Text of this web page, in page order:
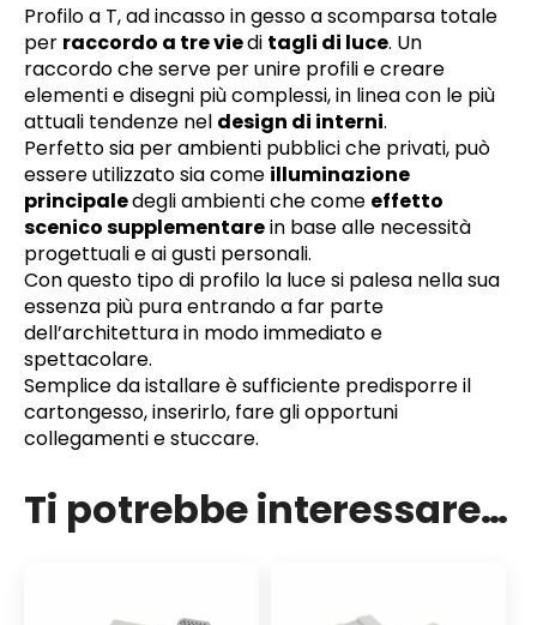
Profilo a T, ad incasso in gesso a scomparsa totale
per raccordo a tre viedi tagli di luce. Un
raccordo che serve per unire profili e creare
elementi e disegni più complessi, in linea con le più
attuali tendenze nel design di interni.
Perfetto sia per ambienti pubblici che privati, può
essere utilizzato sia come illuminazione
principaledegli ambienti che come effetto
scenico supplementarein base alle necessità
progettuali e ai gusti personali.
Con questo tipo di profilo la luce si palesa nella sua
essenza più pura entrando a far parte
dell’architettura in modo immediato e
spettacolare.
Semplice da istallare è sufficiente predisporre il
cartongesso, inserirlo, fare gli opportuni
collegamenti e stuccare.
Ti potrebbe interessare…